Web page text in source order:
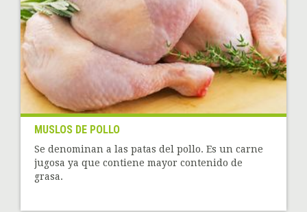
MUSLOS DE POLLO
Se denominan a las patas del pollo. Es un carne
jugosa ya que contiene mayor contenido de
grasa.